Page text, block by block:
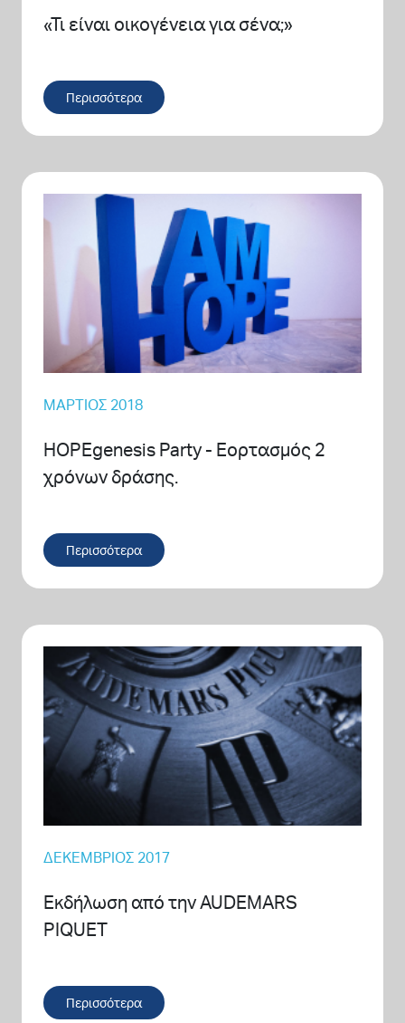
«Τι είναι οικογένεια για σένα;»
Περισσότερα
ΜΆΡΤΙΟΣ 2018
HOPEgenesis Party - Εορτασμός 2
χρόνων δράσης.
Περισσότερα
ΔΕΚΈΜΒΡΙΟΣ 2017
Εκδήλωση από την AUDEMARS
PIQUET
Περισσότερα